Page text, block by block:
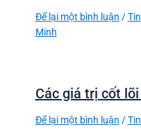
Để lại một bình luận /
Minh
Các giá trị cốt
Để lại một bình luận /